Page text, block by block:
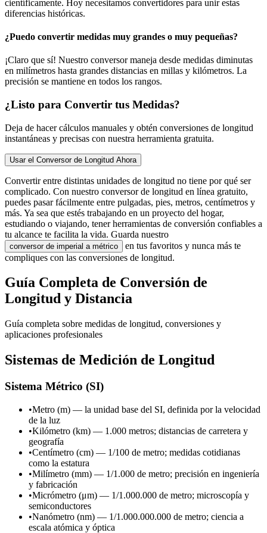
científicamente. Hoy necesitamos convertidores para unir estas
diferencias históricas.
¿Puedo convertir medidas muy grandes o muy pequeñas?
¡Claro que sí! Nuestro conversor maneja desde medidas diminutas
en milímetros hasta grandes distancias en millas y kilómetros. La
precisión se mantiene en todos los rangos.
¿Listo para Convertir tus Medidas?
Deja de hacer cálculos manuales y obtén conversiones de longitud
instantáneas y precisas con nuestra herramienta gratuita.
Usar el Conversor de Longitud Ahora
Convertir entre distintas unidades de longitud no tiene por qué ser
complicado. Con nuestro conversor de longitud en línea gratuito,
puedes pasar fácilmente entre pulgadas, pies, metros, centímetros y
más. Ya sea que estés trabajando en un proyecto del hogar,
estudiando o viajando, tener herramientas de conversión confiables a
tu alcance te facilita la vida. Guarda nuestro
conversor de imperial a métrico
en tus favoritos y nunca más te
compliques con las conversiones de longitud.
Guía Completa de Conversión de
Longitud y Distancia
Guía completa sobre medidas de longitud, conversiones y
aplicaciones profesionales
Sistemas de Medición de Longitud
Sistema Métrico (SI)
•Metro (m) — la unidad base del SI, definida por la velocidad
de la luz
•Kilómetro (km) — 1.000 metros; distancias de carretera y
geografía
•Centímetro (cm) — 1/100 de metro; medidas cotidianas
como la estatura
•Milímetro (mm) — 1/1.000 de metro; precisión en ingeniería
y fabricación
•Micrómetro (μm) — 1/1.000.000 de metro; microscopía y
semiconductores
•Nanómetro (nm) — 1/1.000.000.000 de metro; ciencia a
escala atómica y óptica